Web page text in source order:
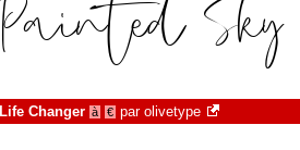
Life Changer à € par olivetype